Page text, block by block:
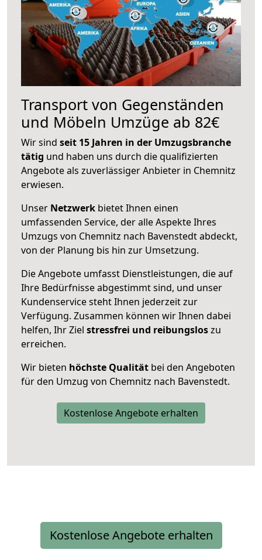
Transport von Gegenständen
und Möbeln Umzüge ab 82€
Wir sind seit 15 Jahren in der Umzugsbranche
tätig und haben uns durch die qualifizierten
Angebote als zuverlässiger Anbieter in Chemnitz
erwiesen.
Unser Netzwerk bietet Ihnen einen
umfassenden Service, der alle Aspekte Ihres
Umzugs von Chemnitz nach Bavenstedt abdeckt,
von der Planung bis hin zur Umsetzung.
Die Angebote umfasst Dienstleistungen, die auf
Ihre Bedürfnisse abgestimmt sind, und unser
Kundenservice steht Ihnen jederzeit zur
Verfügung. Zusammen können wir Ihnen dabei
helfen, Ihr Ziel stressfrei und reibungsloszu
erreichen.
Wir bieten höchste Qualität bei den Angeboten
für den Umzug von Chemnitz nach Bavenstedt.
Kostenlose Angebote erhalten
Kostenlose Angebote erhalten